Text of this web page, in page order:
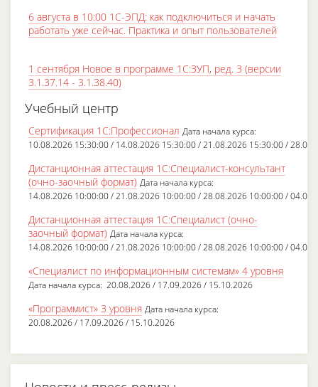
6 августа в 10:00 1С-ЭПД: как подключиться и начать
работать уже сейчас. Практика и опыт пользователей
1 сентября Новое в программе 1С:ЗУП, ред. 3 (версии
3.1.37.14 - 3.1.38.40)
Учебный центр
Сертификация 1С:Профессионал Дата начала курса:
10.08.2026 15:30:00 / 14.08.2026 15:30:00 / 21.08.2026 15:30:00 /
Дистанционная аттестация 1С:Специалист-консультант
(очно-заочный формат) Дата начала курса:
14.08.2026 10:00:00 / 21.08.2026 10:00:00 / 28.08.2026 10:00:00 /
Дистанционная аттестация 1С:Специалист (очно-
заочный формат) Дата начала курса:
14.08.2026 10:00:00 / 21.08.2026 10:00:00 / 28.08.2026 10:00:00 /
«Специалист по информационным системам» 4 уровня
Дата начала курса: 20.08.2026 / 17.09.2026 / 15.10.2026
«Программист» 3 уровня Дата начала курса:
20.08.2026 / 17.09.2026 / 15.10.2026